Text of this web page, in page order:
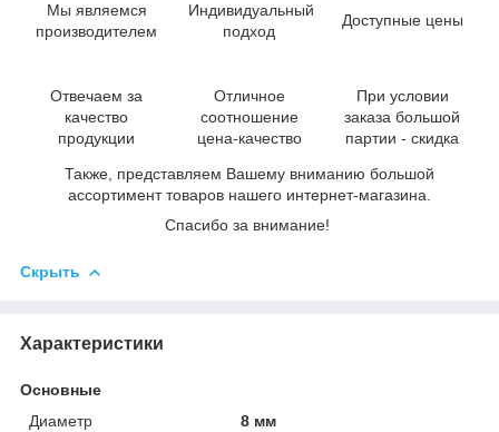
Мы являемся
производителем
Индивидуальный
подход
Доступные цены
Отвечаем за
качество
продукции
Отличное
соотношение
цена-качество
При условии
заказа большой
партии - скидка
Также, представляем Вашему вниманию большой
ассортимент товаров нашего интернет-магазина.
Спасибо за внимание!
Скрыть
Характеристики
Основные
Диаметр
8 мм